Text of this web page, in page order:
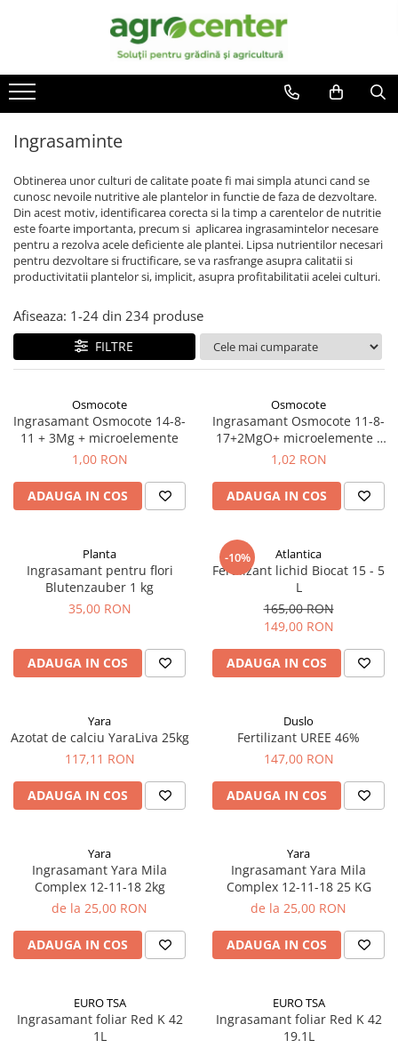
Toate Produsele
Seminte de legume
Ardei
Broccoli
Castraveti
Ceapa
Conopida
Dovleac
Dovlecel
Fasole
Mazare
Pepene galben
Porumb dulce
Spanac
Varza
gogosar
Pastarnac
patrunjel
Seminte plante aromatice
Seminte cereale
Porumb
Cereale paioase
Floarea-Soarelui
Seminte si bulbi de flori
Seminte de gazon
Ingrasaminte
Irigatii
Plante furajere
Ingrasaminte
Obtinerea unor culturi de calitate poate fi mai simpla atunci cand se
cunosc nevoile nutritive ale plantelor in functie de faza de dezvoltare.
Din acest motiv, identificarea corecta si la timp a carentelor de nutritie
este foarte importanta, precum si aplicarea ingrasamintelor necesare
pentru a rezolva acele deficiente ale plantei. Lipsa nutrientilor necesari
pentru dezvoltare si fructificare, se va rasfrange asupra calitatii si
productivitatii plantelor si, implicit, asupra profitabilitatii acelei culturi.
Afiseaza: 1-24 din 234 produse
FILTRE
Osmocote
Ingrasamant Osmocote 14-8-
11 + 3Mg + microelemente
1,00 RON
ADAUGA IN COS
Osmocote
Ingrasamant Osmocote 11-8-
17+2MgO+ microelemente -
Osmocote
1,02 RON
ADAUGA IN COS
Planta
Ingrasamant pentru flori
Blutenzauber 1 kg
35,00 RON
ADAUGA IN COS
-10% Atlantica
Fertilizant lichid Biocat 15 - 5
L
165,00 RON
149,00 RON
ADAUGA IN COS
Yara
Azotat de calciu YaraLiva 25kg
117,11 RON
ADAUGA IN COS
Duslo
Fertilizant UREE 46%
147,00 RON
ADAUGA IN COS
Yara
Ingrasamant Yara Mila
Complex 12-11-18 2kg
de la 25,00 RON
ADAUGA IN COS
Yara
Ingrasamant Yara Mila
Complex 12-11-18 25 KG
de la 25,00 RON
ADAUGA IN COS
EURO TSA
Ingrasamant foliar Red K 42
1L
EURO TSA
Ingrasamant foliar Red K 42
19.1L